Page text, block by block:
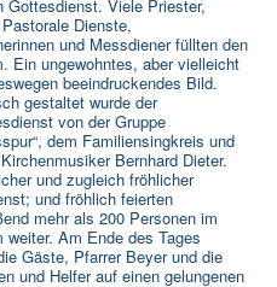
Gottesdienst. Viele Priester,
Dienste,
und Messdiener füllten den
Ein ungewohntes, aber vielleicht
beeindruckendes Bild.
gestaltet wurde der
von der Gruppe
dem Familiensingkreis und
Bernhard Dieter.
und zugleich fröhlicher
und fröhlich feierten
mehr als 200 Personen im
weiter. Am Ende des Tages
Gäste, Pfarrer Beyer und die
und Helfer auf einen gelungenen